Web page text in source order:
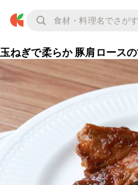
玉ねぎで柔らか 豚肩ロース